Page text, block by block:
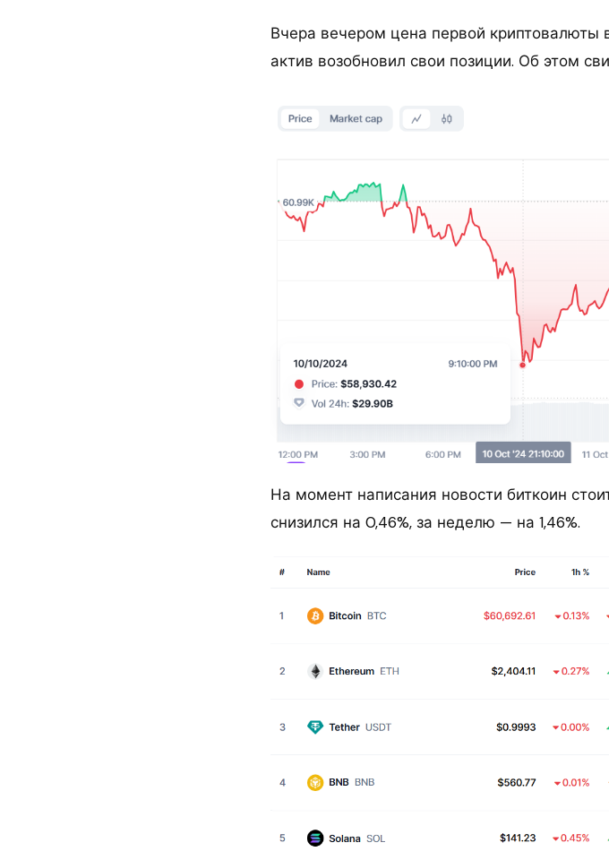
Вчера вечером цена первой криптовалюты
актив возобновил свои позиции. Об этом
На момент написания новости биткоин
снизился на 0,46%, за неделю — на 1,46%.